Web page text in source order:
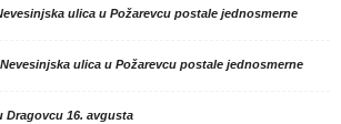
ulica u Požarevcu postale jednosmerne
ulica u Požarevcu postale jednosmerne
Dragovcu 16. avgusta